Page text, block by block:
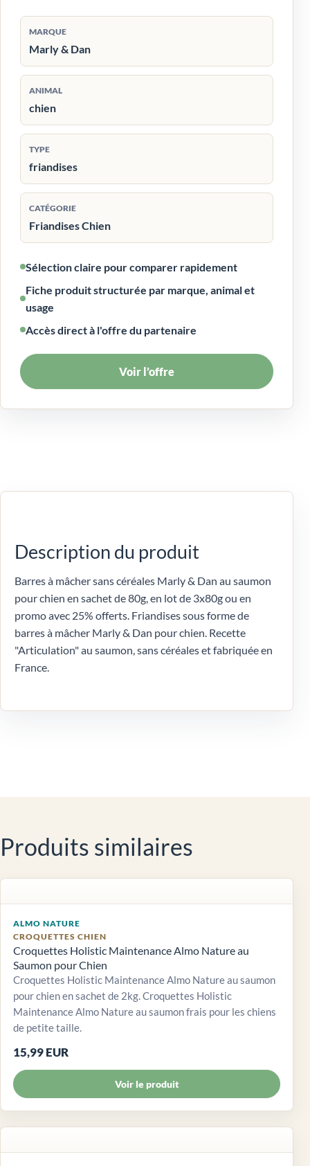
MARQUE
Marly & Dan
ANIMAL
chien
TYPE
friandises
CATÉGORIE
Friandises Chien
Sélection claire pour comparer rapidement
Fiche produit structurée par marque, animal et
usage
Accès direct à l'offre du partenaire
Voir l’offre
Description du produit
Barres à mâcher sans céréales Marly & Dan au saumon
pour chien en sachet de 80g, en lot de 3x80g ou en
promo avec 25% offerts. Friandises sous forme de
barres à mâcher Marly & Dan pour chien. Recette
"Articulation" au saumon, sans céréales et fabriquée en
France.
Produits similaires
ALMO NATURE
CROQUETTES CHIEN
Croquettes Holistic Maintenance Almo Nature au
Saumon pour Chien
Croquettes Holistic Maintenance Almo Nature au saumon
pour chien en sachet de 2kg. Croquettes Holistic
Maintenance Almo Nature au saumon frais pour les chiens
de petite taille.
15,99 EUR
Voir le produit